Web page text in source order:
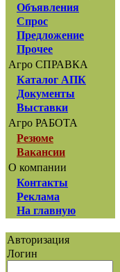
Объявления
Спрос
Предложение
Прочее
Агро СПРАВКА
Каталог АПК
Документы
Выставки
Агро РАБОТА
Резюме
Вакансии
О компании
Контакты
Реклама
На главную
Авторизация
Логин